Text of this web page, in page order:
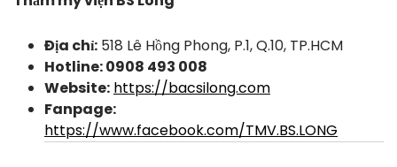
Địa chỉ: 518 Lê Hồng Phong, P.1, Q.10, TP.HCM
Hotline: 0908 493 008
Website: https://bacsilong.com
Fanpage:
https://www.facebook.com/TMV.BS.LONG